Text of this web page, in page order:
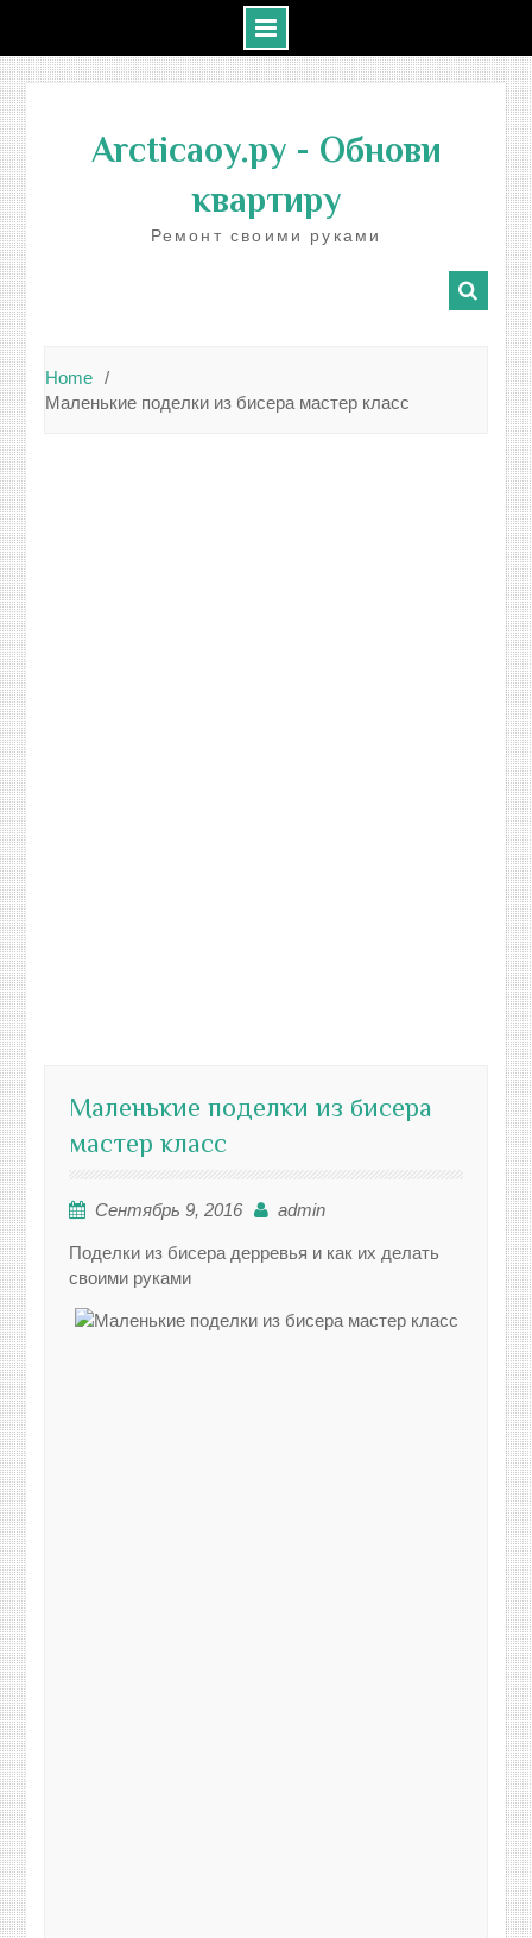
contentArcticaoy.ру- Обнови
квартиру
Ремонт своими руками
Home
Маленькие поделки из бисера мастер класс
Маленькие поделки из бисера
мастер класс
Сентябрь 9, 2016 admin
Поделки из бисера дерревья и как их делать
своими руками